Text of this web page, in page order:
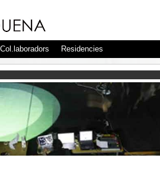
Col.laboradors Residencies